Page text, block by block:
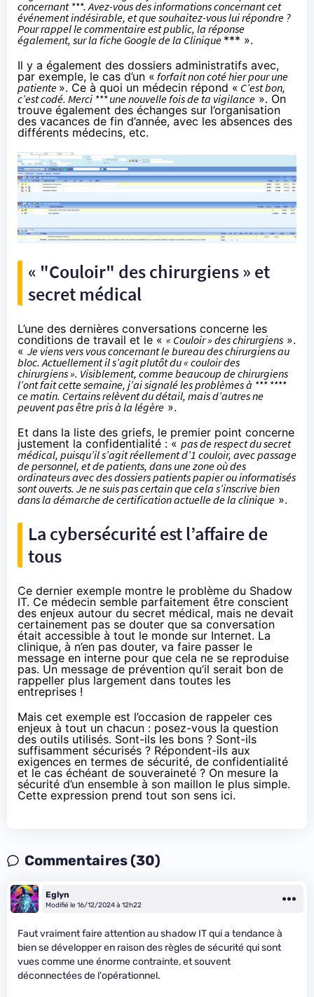
concernant ***. Avez-vous des informations concernant cet
événement indésirable, et que souhaitez-vous lui répondre ?
Pour rappel le commentaire est public, la réponse
également, sur la fiche Google de la Clinique *** ».
Il y a également des dossiers administratifs avec,
par exemple, le cas d’un « forfait non coté hier pour une
patiente ». Ce à quoi un médecin répond « C’est bon,
c’est codé. Merci *** une nouvelle fois de ta vigilance ». On
trouve également des échanges sur l’organisation
des vacances de fin d’année, avec les absences des
différents médecins, etc.
« "Couloir" des chirurgiens » et
secret médical
L’une des dernières conversations concerne les
conditions de travail et le « « Couloir » des chirurgiens ».
« Je viens vers vous concernant le bureau des chirurgiens au
bloc. Actuellement il s’agit plutôt du « couloir des
chirurgiens ». Visiblement, comme beaucoup de chirurgiens
l’ont fait cette semaine, j’ai signalé les problèmes à *** ****
ce matin. Certains relèvent du détail, mais d’autres ne
peuvent pas être pris à la légère ».
Et dans la liste des griefs, le premier point concerne
justement la confidentialité : « pas de respect du secret
médical, puisqu’il s’agit réellement d’1 couloir, avec passage
de personnel, et de patients, dans une zone où des
ordinateurs avec des dossiers patients papier ou informatisés
sont ouverts. Je ne suis pas certain que cela s’inscrive bien
dans la démarche de certification actuelle de la clinique ».
La cybersécurité est l’affaire de
tous
Ce dernier exemple montre le problème du Shadow
IT. Ce médecin semble parfaitement être conscient
des enjeux autour du secret médical, mais ne devait
certainement pas se douter que sa conversation
était accessible à tout le monde sur Internet. La
clinique, à n’en pas douter, va faire passer le
message en interne pour que cela ne se reproduise
pas. Un message de prévention qu’il serait bon de
rappeller plus largement dans toutes les
entreprises !
Mais cet exemple est l’occasion de rappeler ces
enjeux à tout un chacun : posez-vous la question
des outils utilisés. Sont-ils les bons ? Sont-ils
suffisamment sécurisés ? Répondent-ils aux
exigences en termes de sécurité, de confidentialité
et le cas échéant de souveraineté ? On mesure la
sécurité d’un ensemble à son maillon le plus simple.
Cette expression prend tout son sens ici.
Commentaires (30)
Eglyn
Modifié le 16/12/2024 à 12h22
Faut vraiment faire attention au shadow IT qui a tendance à
bien se développer en raison des règles de sécurité qui sont
vues comme une énorme contrainte, et souvent
déconnectées de l'opérationnel.